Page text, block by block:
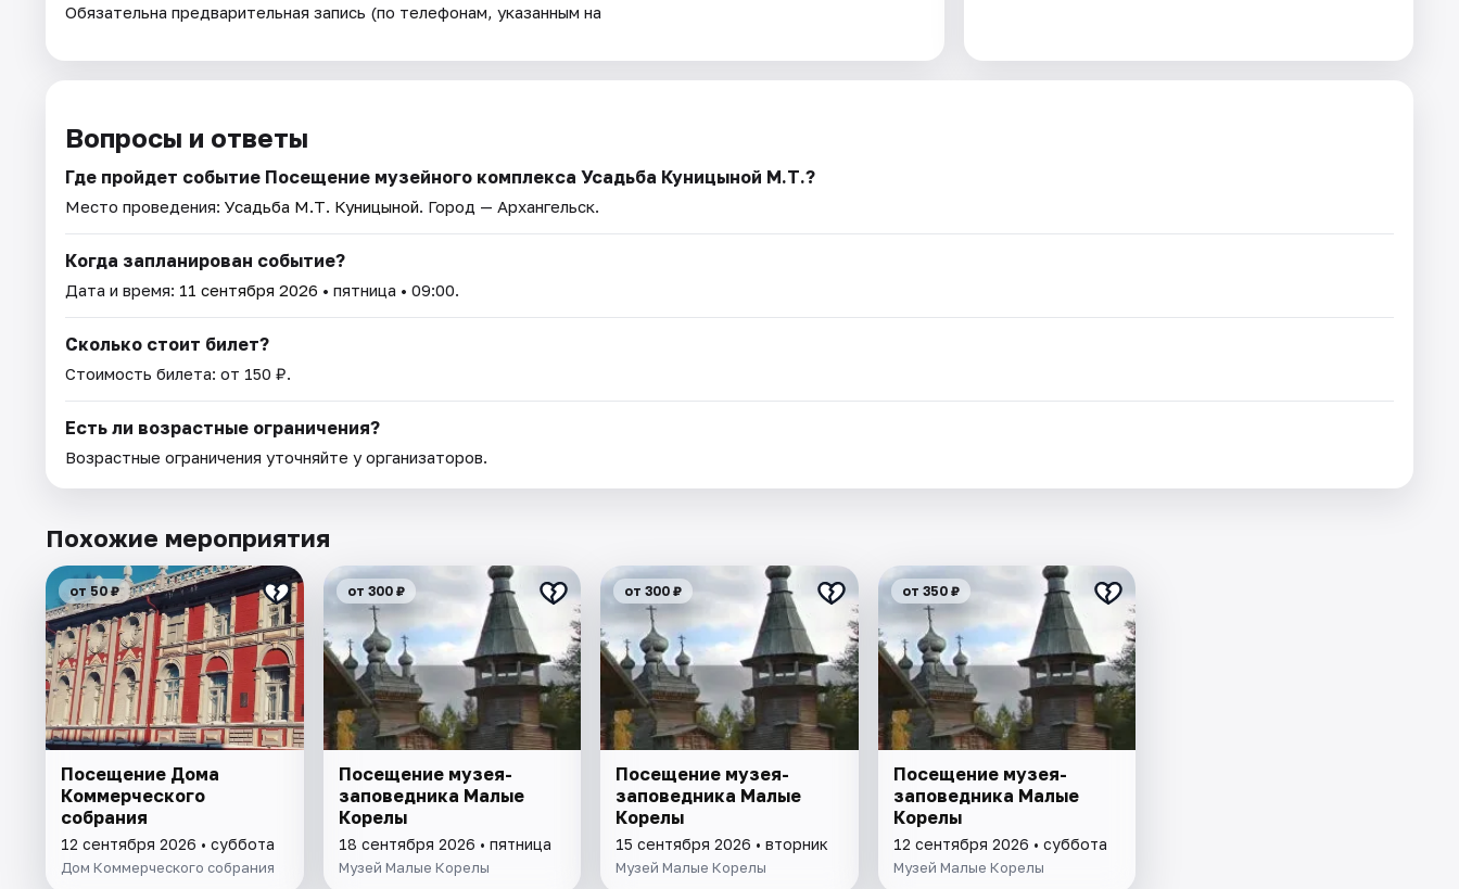
Обязательна предварительная запись (по телефонам, указанным на
Вопросы и ответы
Где пройдет событие Посещение музейного комплекса Усадьба Куницыной М.Т.?
Место проведения: Усадьба М.Т. Куницыной. Город — Архангельск.
Когда запланирован событие?
Дата и время: 11 сентября 2026 • пятница • 09:00.
Сколько стоит билет?
Стоимость билета: от 150 ₽.
Есть ли возрастные ограничения?
Возрастные ограничения уточняйте у организаторов.
Похожие мероприятия
от 50 ₽
Посещение Дома
Коммерческого
собрания
12 сентября 2026 • суббота
Дом Коммерческого собрания
от 300 ₽
Посещение музея-
заповедника Малые
Корелы
18 сентября 2026 • пятница
Музей Малые Корелы
от 300 ₽
Посещение музея-
заповедника Малые
Корелы
15 сентября 2026 • вторник
Музей Малые Корелы
от 350 ₽
Посещение музея-
заповедника Малые
Корелы
12 сентября 2026 • суббота
Музей Малые Корелы